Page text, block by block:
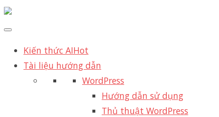
Kiến thức AIHot
Tài liệu hướng dẫn
WordPress
Hướng dẫn sử dụng
Thủ thuật WordPress